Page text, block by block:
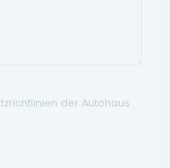
der Autohaus